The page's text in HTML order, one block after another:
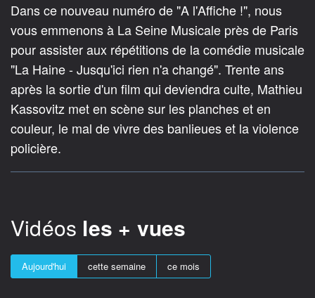
Dans ce nouveau numéro de "A l'Affiche !", nous
vous emmenons à La Seine Musicale près de Paris
pour assister aux répétitions de la comédie musicale
"La Haine - Jusqu'ici rien n'a changé". Trente ans
après la sortie d'un film qui deviendra culte, Mathieu
Kassovitz met en scène sur les planches et en
couleur, le mal de vivre des banlieues et la violence
policière.
Vidéos les + vues
Aujourd'hui cette semaine ce mois